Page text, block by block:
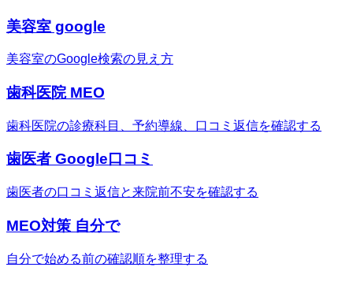
美容室 google
美容室のGoogle検索の見え方
歯科医院 MEO
歯科医院の診療科目、予約導線、口コミ返信を確認する
歯医者 Google口コミ
歯医者の口コミ返信と来院前不安を確認する
MEO対策 自分で
自分で始める前の確認順を整理する